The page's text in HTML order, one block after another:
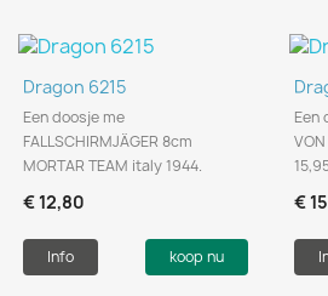
Dragon 6215
Een doosje me
FALLSCHIRMJÄGER 8cm
MORTAR TEAM italy 1944.
€ 12,80
Info koop nu
Een
€